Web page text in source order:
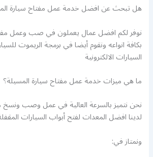
هل تبحث عن افضل خدمة عمل مفتاح سيارة
نوفر لكم افضل عمال يعملون في صب وعمل
بكافة انواعه ونقوم أيضا في برمجة الريموت
السيارات الالكترونية
ما هي ميزات خدمة عمل مفتاح سيارة المسيلة؟
نحن نتميز بالسرعة العالية في عمل وصب ونسخ
لدينا افضل المعدات لفتح أبواب السيارات
ونمتاز في: